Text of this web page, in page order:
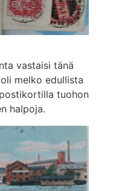
vastaisi tänä
melko edullista
tuohon
halpoja.